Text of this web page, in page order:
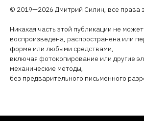
© 2019—2026 Дмитрий Силин, все права
Никакая часть этой публикации не
воспроизведена, распространена или
форме или любыми средствами,
включая фотокопирование или другие
механические методы,
без предварительного письменного